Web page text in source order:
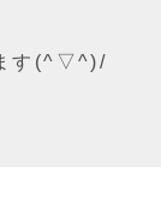
す(^▽^)/